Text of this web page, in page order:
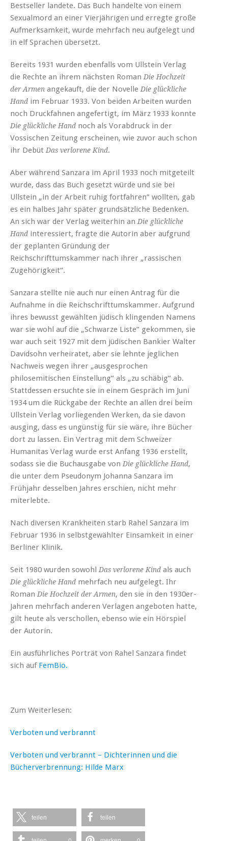
Bestseller landete. Das Buch handelte von einem
Sexualmord an einer Vierjährigen und erregte große
Aufmerksamkeit, wurde mehrfach neu aufgelegt und
in elf Sprachen übersetzt.
Bereits 1931 wurden ebenfalls vom Ullstein Verlag
die Rechte an ihrem nächsten Roman Die Hochzeit
der Armen angekauft, die der Novelle Die glückliche
Hand im Februar 1933. Von beiden Arbeiten wurden
noch Druckfahnen angefertigt, im März 1933 konnte
Die glückliche Hand noch als Vorabdruck in der
Vossischen Zeitung erscheinen, wie zuvor auch schon
ihr Debüt Das verlorene Kind.
Aber während Sanzara im April 1933 noch mitgeteilt
wurde, dass das Buch gesetzt würde und sie bei
Ullstein „in der Arbeit ruhig fortfahren“ wollten, gab
es ein halbes Jahr später grundsätzliche Bedenken.
An sich war der Verlag weiterhin an Die glückliche
Hand interessiert, fragte die Autorin aber aufgrund
der geplanten Gründung der
Reichschrifttumskammer nach ihrer „rassischen
Zugehörigkeit“.
Sanzara stellte nie auch nur einen Antrag für die
Aufnahme in die Reichschrifttumskammer. Aufgrund
ihres bewusst gewählten jüdisch klingenden Namens
war sie wohl auf die „Schwarze Liste“ gekommen, sie
war auch seit 1927 mit dem jüdischen Bankier Walter
Davidsohn verheiratet, aber sie lehnte jeglichen
Nachweis wegen ihrer „ausgesprochen
philosemitischen Einstellung“ als „zu schäbig“ ab.
Stattdessen ersuchte sie in einem Gespräch im Juni
1934 um die Rückgabe der Rechte an allen drei beim
Ullstein Verlag vorliegenden Werken, da sie davon
ausging, dass es ungünstig für sie wäre, ihre Bücher
dort zu lassen. Ein Vertrag mit dem Schweizer
Humanitas Verlag wurde erst Anfang 1936 erstellt,
sodass sie die Buchausgabe von Die glückliche Hand,
die unter dem Pseudonym Johanna Sanzara im
Frühjahr desselben Jahres erschien, nicht mehr
miterlebte.
Nach diversen Krankheiten starb Rahel Sanzara im
Februar 1936 in selbstgewählter Einsamkeit in einer
Berliner Klinik.
Seit 1980 wurden sowohl Das verlorene Kind als auch
Die glückliche Hand mehrfach neu aufgelegt. Ihr
Roman Die Hochzeit der Armen, den sie in den 1930er-
Jahren mehrfach anderen Verlagen angeboten hatte,
gilt heute als verschollen, ebenso wie ein Hörspiel
der Autorin.
Ein ausführliches Porträt von Rahel Sanzara findet
sich auf FemBio.
Zum Weiterlesen:
Verboten und verbrannt
Verboten und verbrannt – Dichterinnen und die
Bücherverbrennung: Hilde Marx
teilen teilen